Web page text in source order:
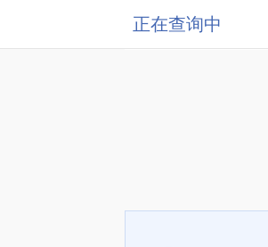
正在查询中